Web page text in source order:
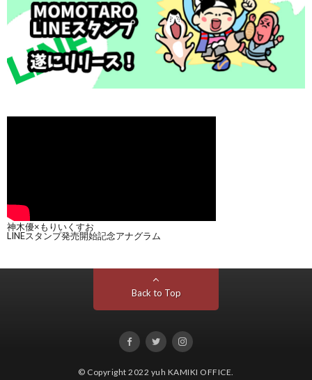
神木優×もりいくすお
LINEスタンプ発売開始記念アナグラム
Back to Top
© Copyright 2022 yuh KAMIKI OFFICE